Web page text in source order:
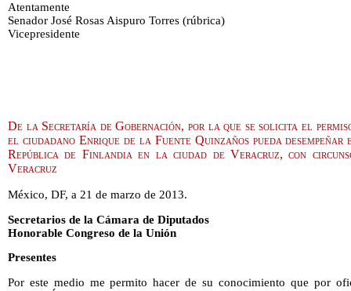
Atentamente
Senador José Rosas Aispuro Torres (rúbrica)
Vicepresidente
De la Secretaría de Gobernación, por la que se solicita el
el ciudadano Enrique de la Fuente Quinzaños pueda
República de Finlandia en la ciudad de Veracruz, con
Veracruz
México, DF, a 21 de marzo de 2013.
Secretarios de la Cámara de Diputados
Honorable Congreso de la Unión
Presentes
Por este medio me permito hacer de su conocimiento que por